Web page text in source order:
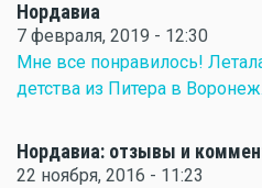
Нордавиа
7 февраля, 2019 - 12:30
Мне все понравилось!
детства из Питера в Воронеж.
Нордавиа: отзывы и
22 ноября, 2016 - 11:23